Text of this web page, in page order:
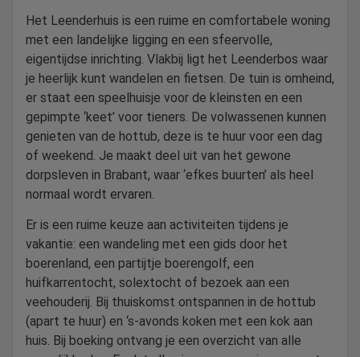
Het Leenderhuis is een ruime en comfortabele woning
met een landelijke ligging en een sfeervolle,
eigentijdse inrichting. Vlakbij ligt het Leenderbos waar
je heerlijk kunt wandelen en fietsen. De tuin is omheind,
er staat een speelhuisje voor de kleinsten en een
gepimpte ‘keet’ voor tieners. De volwassenen kunnen
genieten van de hottub, deze is te huur voor een dag
of weekend. Je maakt deel uit van het gewone
dorpsleven in Brabant, waar ‘efkes buurten’ als heel
normaal wordt ervaren.
Er is een ruime keuze aan activiteiten tijdens je
vakantie: een wandeling met een gids door het
boerenland, een partijtje boerengolf, een
huifkarrentocht, solextocht of bezoek aan een
veehouderij. Bij thuiskomst ontspannen in de hottub
(apart te huur) en ‘s-avonds koken met een kok aan
huis. Bij boeking ontvang je een overzicht van alle